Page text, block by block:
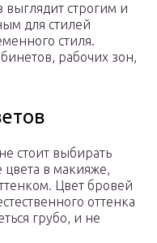
строгим и
для стилей
стиля.
рабочих зон,
стоит выбирать
в макияже,
Цвет бровей
оттенка
грубо, и не